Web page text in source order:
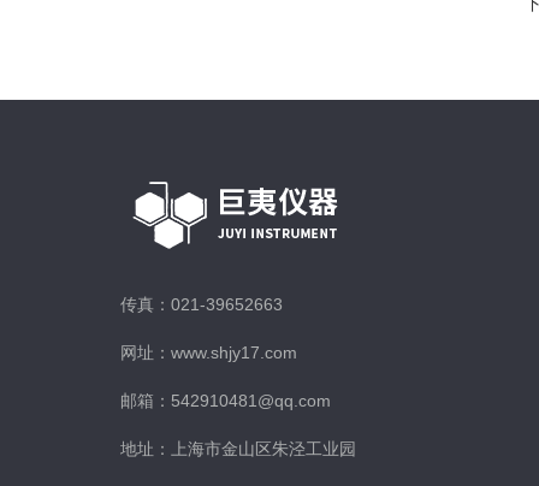
传真：021-39652663
网址：www.shjy17.com
邮箱：542910481@qq.com
地址：上海市金山区朱泾工业园